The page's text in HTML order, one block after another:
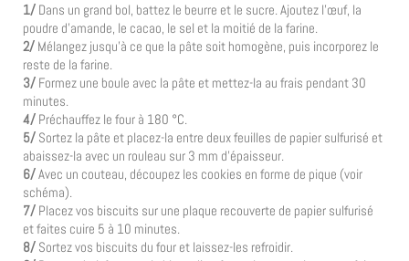
1/ Dans un grand bol, battez le beurre et le sucre. Ajoutez l’œuf, la
poudre d’amande, le cacao, le sel et la moitié de la farine.
2/ Mélangez jusqu’à ce que la pâte soit homogène, puis incorporez le
reste de la farine.
3/ Formez une boule avec la pâte et mettez-la au frais pendant 30
minutes.
4/ Préchauffez le four à 180 °C.
5/ Sortez la pâte et placez-la entre deux feuilles de papier sulfurisé et
abaissez-la avec un rouleau sur 3 mm d’épaisseur.
6/Avec un couteau, découpez les cookies en forme de pique (voir
schéma).
7/ Placez vos biscuits sur une plaque recouverte de papier sulfurisé
et faites cuire 5 à 10 minutes.
8/ Sortez vos biscuits du four et laissez-les refroidir.